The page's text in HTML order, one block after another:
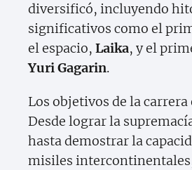
diversificó, incluyendo
significativos como el
el espacio, Laika, y el
Yuri Gagarin.
Los objetivos de la
Desde lograr la
hasta demostrar la
misiles